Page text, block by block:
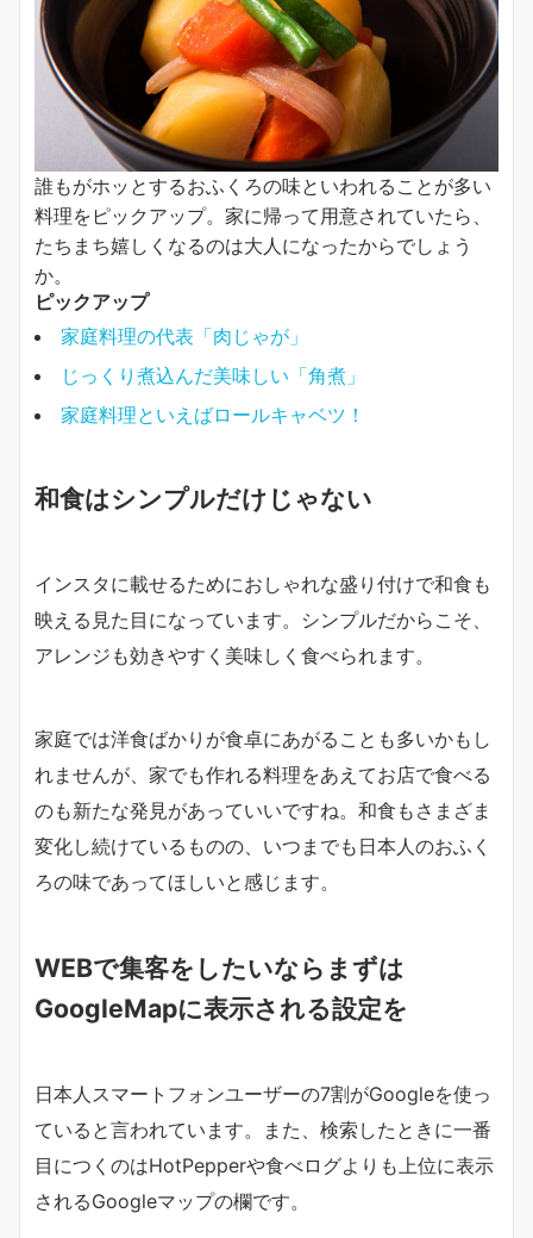
誰もがホッとするおふくろの味といわれることが多い
料理をピックアップ。家に帰って用意されていたら、
たちまち嬉しくなるのは大人になったからでしょう
か。
ピックアップ
家庭料理の代表「肉じゃが」
じっくり煮込んだ美味しい「角煮」
家庭料理といえばロールキャベツ！
和食はシンプルだけじゃない
インスタに載せるためにおしゃれな盛り付けで和食も
映える見た目になっています。シンプルだからこそ、
アレンジも効きやすく美味しく食べられます。
家庭では洋食ばかりが食卓にあがることも多いかもし
れませんが、家でも作れる料理をあえてお店で食べる
のも新たな発見があっていいですね。和食もさまざま
変化し続けているものの、いつまでも日本人のおふく
ろの味であってほしいと感じます。
WEBで集客をしたいならまずは
GoogleMapに表示される設定を
日本人スマートフォンユーザーの7割がGoogleを使っ
ていると言われています。また、検索したときに一番
目につくのはHotPepperや食べログよりも上位に表示
されるGoogleマップの欄です。